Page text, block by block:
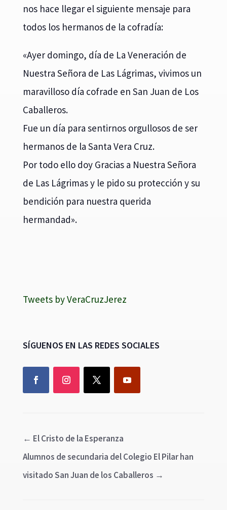
nos hace llegar el siguiente mensaje para
todos los hermanos de la cofradía:
«Ayer domingo, día de La Veneración de
Nuestra Señora de Las Lágrimas, vivimos un
maravilloso día cofrade en San Juan de Los
Caballeros.
Fue un día para sentirnos orgullosos de ser
hermanos de la Santa Vera Cruz.
Por todo ello doy Gracias a Nuestra Señora
de Las Lágrimas y le pido su protección y su
bendición para nuestra querida
hermandad».
Tweets by VeraCruzJerez
SÍGUENOS EN LAS REDES SOCIALES
← El Cristo de la Esperanza
Alumnos de secundaria del Colegio El Pilar han
visitado San Juan de los Caballeros →